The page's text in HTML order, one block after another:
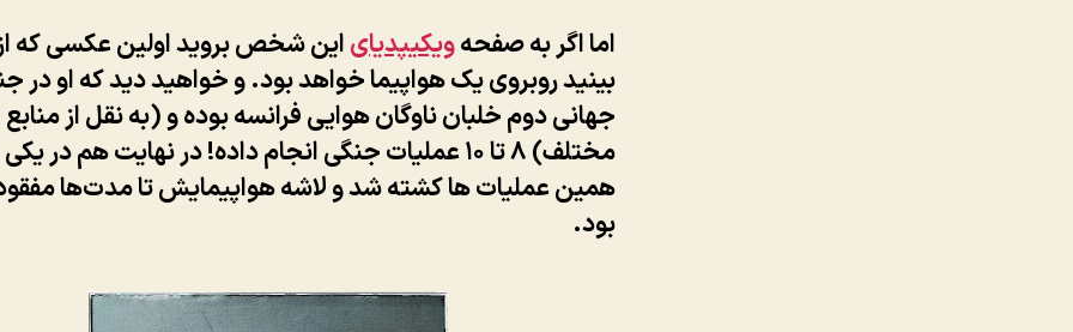
اما اگر به صفحهویکیپدیایاین شخص بروید اولین عکسی که
بینید روبروی یک هواپیما خواهد بود. و خواهید دید که او در
جهانی دوم خلبان ناوگان هوایی فرانسه بوده و (به نقل از منابع
مختلف) ۸ تا ۱۰ عملیات جنگی انجام داده! در نهایت هم در
همین عملیات ها کشته شد و لاشه هواپیمایش تا مدت‌ها
بود.